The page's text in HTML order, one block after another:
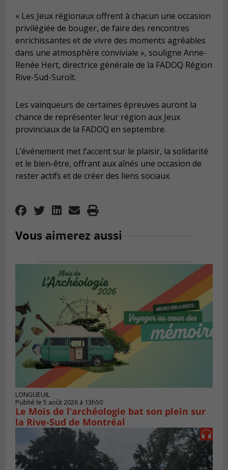
« Les Jeux régionaux offrent à chacun une occasion
privilégiée de bouger, de faire des rencontres
enrichissantes et de vivre des moments agréables
dans une atmosphère conviviale », souligne Anne-
Renée Hert, directrice générale de la FADOQ Région
Rive-Sud-Suroît.
Les vainqueurs de certaines épreuves auront la
chance de représenter leur région aux Jeux
provinciaux de la FADOQ en septembre.
L’événement met l’accent sur le plaisir, la solidarité
et le bien-être, offrant aux aînés une occasion de
rester actifs et de créer des liens sociaux.
Vous aimerez aussi
LONGUEUIL
Publié le 5 août 2026 à 13h50
Le Mois de l’archéologie bat son plein sur
la Rive-Sud de Montréal